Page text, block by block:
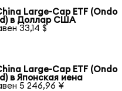
Large-Cap ETF (Ondo
в Доллар США
33,14 $
Large-Cap ETF (Ondo
в Японская иена
5 246,96 ¥